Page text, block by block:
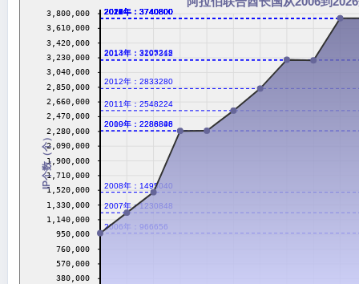
2006年：966656
2007年：1230848
2008年：1495040
2009年：2286848
2010年：2288896
2011年：2548224
2012年：2833280
2013年：3205248
2014年：3197312
2016年：3740800
2017年：3740800
2018年：3740800
2019年：3740800
2020年：3740800
2021年：3740800
2022年：3740800
2023年：3740800
2024年：3740800
2026年：3740800
380,000
570,000
760,000
950,000
1,140,000
1,330,000
1,520,000
1,710,000
1,900,000
2,090,000
2,280,000
2,470,000
2,660,000
2,850,000
3,040,000
3,230,000
3,420,000
3,610,000
3,800,000
IP个数（个）